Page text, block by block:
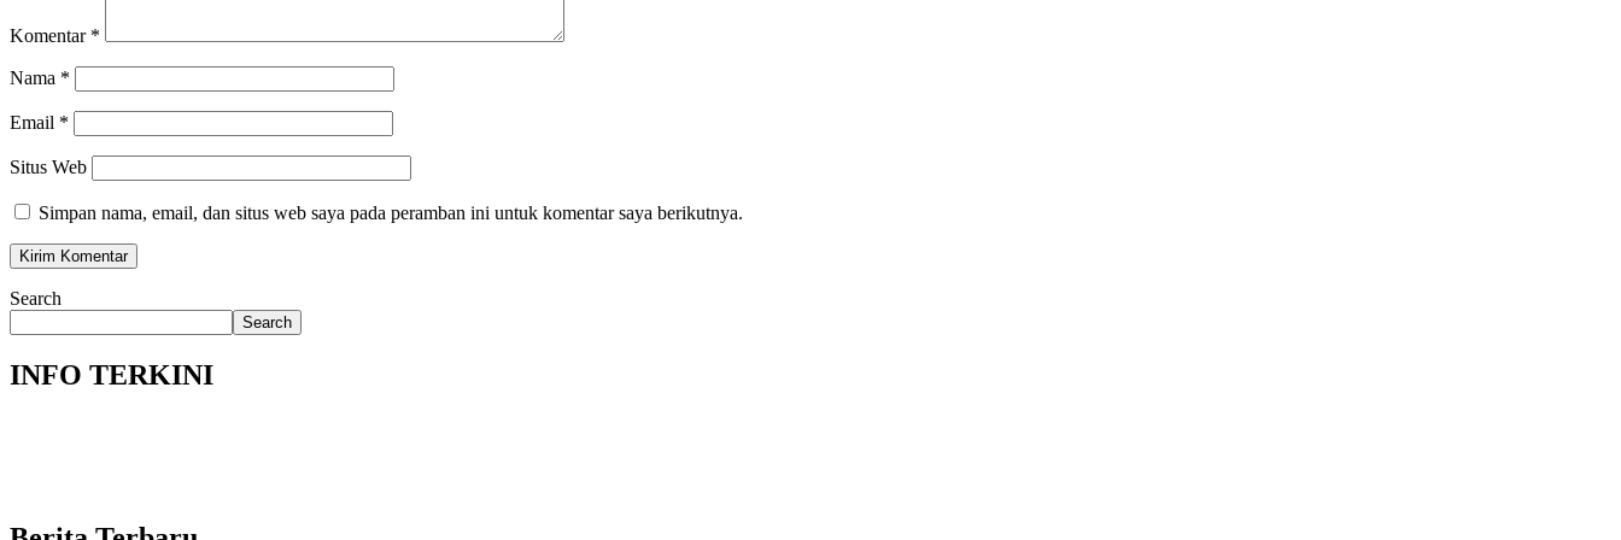
Komentar *
Nama *
Email *
Situs Web
Simpan nama, email, dan situs web saya pada peramban ini untuk komentar saya berikutnya.
Search
Search
INFO TERKINI